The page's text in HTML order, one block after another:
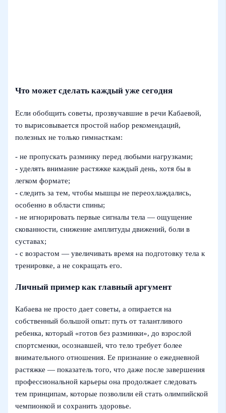
Что может сделать каждый уже сегодня
Если обобщить советы, прозвучавшие в речи Кабаевой,
то вырисовывается простой набор рекомендаций,
полезных не только гимнасткам:
- не пропускать разминку перед любыми нагрузками;
- уделять внимание растяжке каждый день, хотя бы в
легком формате;
- следить за тем, чтобы мышцы не переохлаждались,
особенно в области спины;
- не игнорировать первые сигналы тела — ощущение
скованности, снижение амплитуды движений, боли в
суставах;
- с возрастом — увеличивать время на подготовку тела к
тренировке, а не сокращать его.
Личный пример как главный аргумент
Кабаева не просто дает советы, а опирается на
собственный большой опыт: путь от талантливого
ребенка, который «готов без разминки», до взрослой
спортсменки, осознавшей, что тело требует более
внимательного отношения. Ее признание о ежедневной
растяжке — показатель того, что даже после завершения
профессиональной карьеры она продолжает следовать
тем принципам, которые позволили ей стать олимпийской
чемпионкой и сохранить здоровье.